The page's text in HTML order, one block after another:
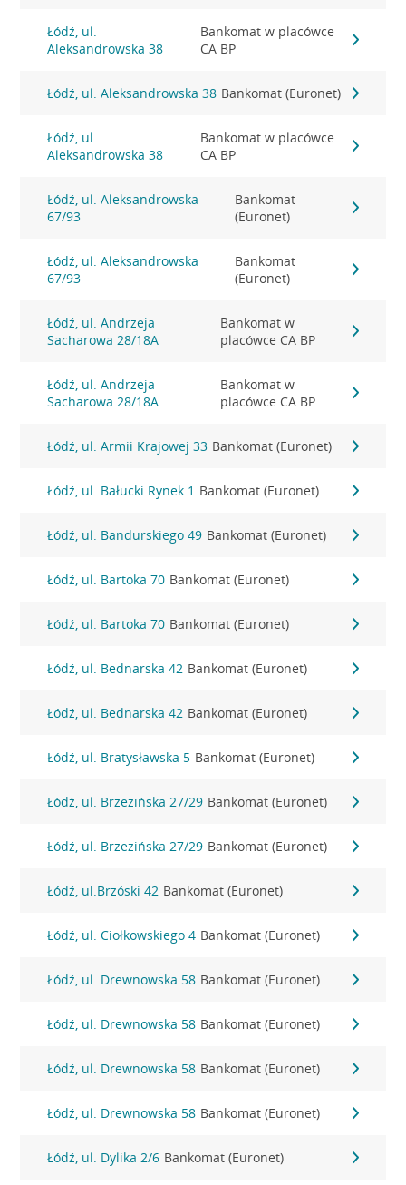
Łódź, ul.
Aleksandrowska 38
Bankomat w placówce
CA BP
Łódź, ul. Aleksandrowska 38 Bankomat (Euronet)
Łódź, ul.
Aleksandrowska 38
Bankomat w placówce
CA BP
Łódź, ul. Aleksandrowska
67/93
Bankomat
(Euronet)
Łódź, ul. Aleksandrowska
67/93
Bankomat
(Euronet)
Łódź, ul. Andrzeja
Sacharowa 28/18A
Bankomat w
placówce CA BP
Łódź, ul. Andrzeja
Sacharowa 28/18A
Bankomat w
placówce CA BP
Łódź, ul. Armii Krajowej 33 Bankomat (Euronet)
Łódź, ul. Bałucki Rynek 1 Bankomat (Euronet)
Łódź, ul. Bandurskiego 49 Bankomat (Euronet)
Łódź, ul. Bartoka 70 Bankomat (Euronet)
Łódź, ul. Bartoka 70 Bankomat (Euronet)
Łódź, ul. Bednarska 42 Bankomat (Euronet)
Łódź, ul. Bednarska 42 Bankomat (Euronet)
Łódź, ul. Bratysławska 5 Bankomat (Euronet)
Łódź, ul. Brzezińska 27/29 Bankomat (Euronet)
Łódź, ul. Brzezińska 27/29 Bankomat (Euronet)
Łódź, ul.Brzóski 42 Bankomat (Euronet)
Łódź, ul. Ciołkowskiego 4 Bankomat (Euronet)
Łódź, ul. Drewnowska 58 Bankomat (Euronet)
Łódź, ul. Drewnowska 58 Bankomat (Euronet)
Łódź, ul. Drewnowska 58 Bankomat (Euronet)
Łódź, ul. Drewnowska 58 Bankomat (Euronet)
Łódź, ul. Dylika 2/6 Bankomat (Euronet)